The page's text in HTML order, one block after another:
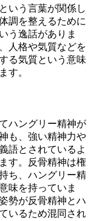
いう言葉が関係し
調を整えるために
う逸話がありま
人格や気質などを
る気質という意味
す。
ハングリー精神が
も、強い精神力や
語とされているよ
す。反骨精神は権
ち、ハングリー精
味を持っていま
勢が反骨精神とハ
いるため混同され